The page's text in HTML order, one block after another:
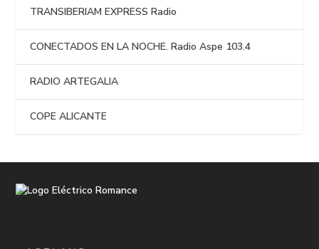
TRANSIBERIAM EXPRESS Radio
CONECTADOS EN LA NOCHE. Radio Aspe 103.4
RADIO ARTEGALIA
COPE ALICANTE